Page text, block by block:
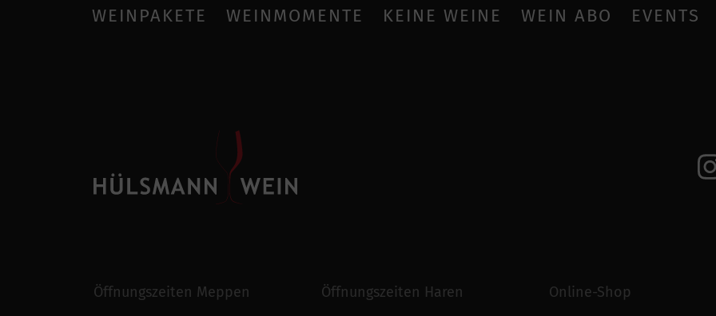
WEINPAKETE WEINMOMENTE KEINE WEINE WEIN ABO EVENTS
Öffnungszeiten Meppen Öffnungszeiten Haren Online-Shop